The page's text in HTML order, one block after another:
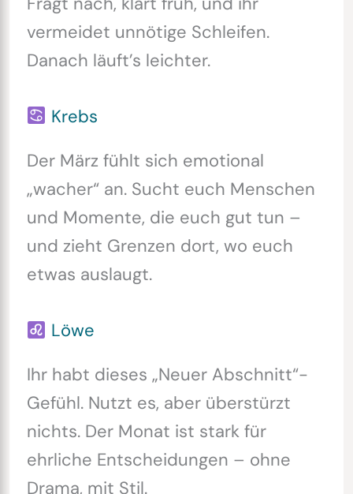
vermeidet unnötige Schleifen.
Danach läuft’s leichter.
Krebs
Der März fühlt sich emotional
„wacher“ an. Sucht euch Menschen
und Momente, die euch gut tun –
und zieht Grenzen dort, wo euch
etwas auslaugt.
Löwe
Ihr habt dieses „Neuer Abschnitt“-
Gefühl. Nutzt es, aber überstürzt
nichts. Der Monat ist stark für
ehrliche Entscheidungen – ohne
Drama, mit Stil.